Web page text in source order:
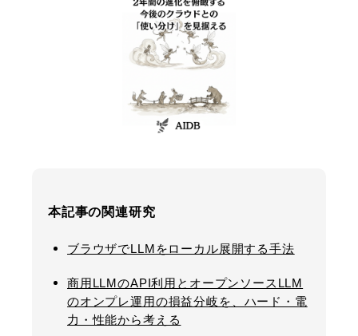
本記事の関連研究
ブラウザでLLMをローカル展開する手法
商用LLMのAPI利用とオープンソースLLM
のオンプレ運用の損益分岐を、ハード・電
力・性能から考える